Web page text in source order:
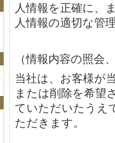
人情報を正確に、
人情報の適切な管
（情報内容の照会
当社は、お客様が
または削除を希望
ていただいたうえ
ただきます。